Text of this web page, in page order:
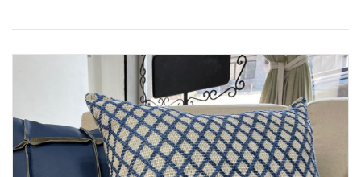
Lembrar-me
Lost Password
Cadastrar Conta